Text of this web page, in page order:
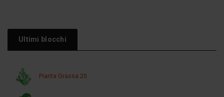
Ultimi blocchi
Pianta Grassa 20